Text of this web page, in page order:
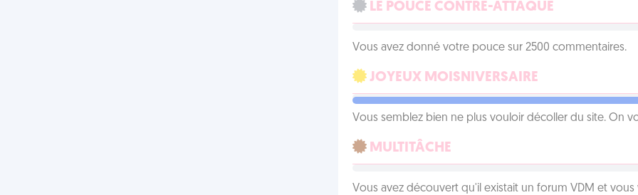
LE POUCE CONTRE-ATTAQUE
Vous avez donné votre pouce sur 2500 commentaires.
JOYEUX MOISNIVERSAIRE
Vous semblez bien ne plus vouloir décoller du site. On
MULTITÂCHE
Vous avez découvert qu'il existait un forum VDM et